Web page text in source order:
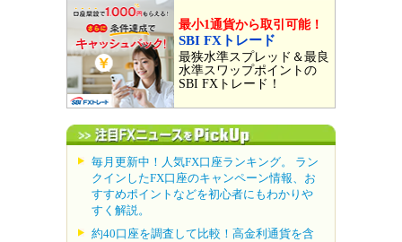
最小1通貨から取引可能！
SBI FXトレード
最狭水準スプレッド＆最良
水準スワップポイントの
SBI FXトレード！
毎月更新中！人気FX口座ランキング。 ラン
クインしたFX口座のキャンペーン情報、お
すすめポイントなどを初心者にもわかりや
すく解説。
約40口座を調査して比較！高金利通貨を含